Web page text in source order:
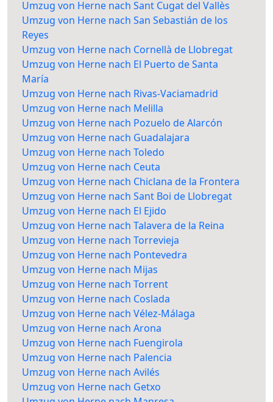
Umzug von Herne nach Sant Cugat del Vallès
Umzug von Herne nach San Sebastián de los
Reyes
Umzug von Herne nach Cornellà de Llobregat
Umzug von Herne nach El Puerto de Santa
María
Umzug von Herne nach Rivas-Vaciamadrid
Umzug von Herne nach Melilla
Umzug von Herne nach Pozuelo de Alarcón
Umzug von Herne nach Guadalajara
Umzug von Herne nach Toledo
Umzug von Herne nach Ceuta
Umzug von Herne nach Chiclana de la Frontera
Umzug von Herne nach Sant Boi de Llobregat
Umzug von Herne nach El Ejido
Umzug von Herne nach Talavera de la Reina
Umzug von Herne nach Torrevieja
Umzug von Herne nach Pontevedra
Umzug von Herne nach Mijas
Umzug von Herne nach Torrent
Umzug von Herne nach Coslada
Umzug von Herne nach Vélez-Málaga
Umzug von Herne nach Arona
Umzug von Herne nach Fuengirola
Umzug von Herne nach Palencia
Umzug von Herne nach Avilés
Umzug von Herne nach Getxo